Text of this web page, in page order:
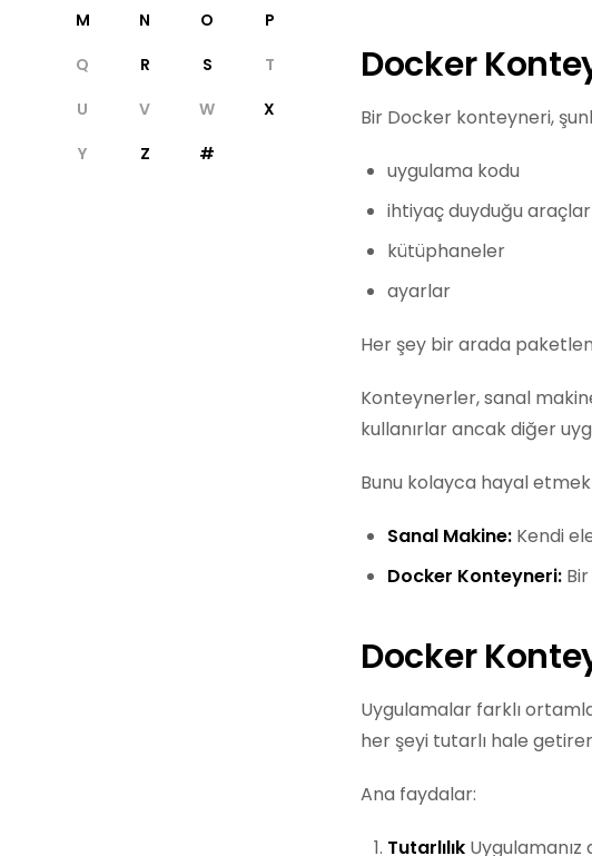
M
N O
P
Q
R S
T
U
V W
X
Y
Z #
Docker
Bir Docker konteyneri,
uygulama kodu
ihtiyaç duyduğu araçlar
kütüphaneler
ayarlar
Her şey bir arada
Konteynerler, sanal
kullanırlar ancak diğer
Bunu kolayca hayal etmek
Sanal Makine: Kendi
Docker Konteyneri:
Docker
Uygulamalar farklı
her şeyi tutarlı hale
Ana faydalar:
Tutarlılık Uygulamanız